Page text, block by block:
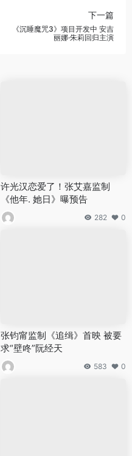
下一篇
《沉睡魔咒3》项目开发中 安吉
丽娜·朱莉回归主演
许光汉恋爱了！张艾嘉监制
《他年. 她日》曝预告
282 0
张钧甯监制《追缉》首映 被要
求“壁咚”阮经天
583 0